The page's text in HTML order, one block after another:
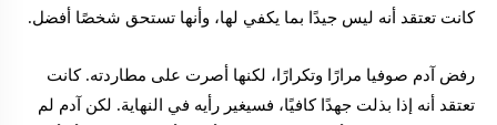
كانت تعتقد أنه ليس جيدًا بما يكفي لها، وأنها تستحق شخصًا أفضل.
رفض آدم صوفيا مرارًا وتكرارًا، لكنها أصرت على مطاردته. كانت
تعتقد أنه إذا بذلت جهدًا كافيًا، فسيغير رأيه في النهاية. لكن آدم لم